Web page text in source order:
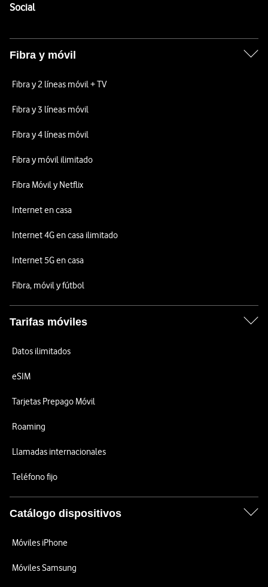
SocialEnlaces a las redes sociales de Vodafone
Fibra y móvil
Fibra y 2 líneas móvil + TV
Fibra y 3 líneas móvil
Fibra y 4 líneas móvil
Fibra y móvil ilimitado
Fibra Móvil y Netflix
Internet en casa
Internet 4G en casa ilimitado
Internet 5G en casa
Fibra, móvil y fútbol
Tarifas móviles
Datos ilimitados
eSIM
Tarjetas Prepago Móvil
Roaming
Llamadas internacionales
Teléfono fijo
Catálogo dispositivos
Móviles iPhone
Móviles Samsung